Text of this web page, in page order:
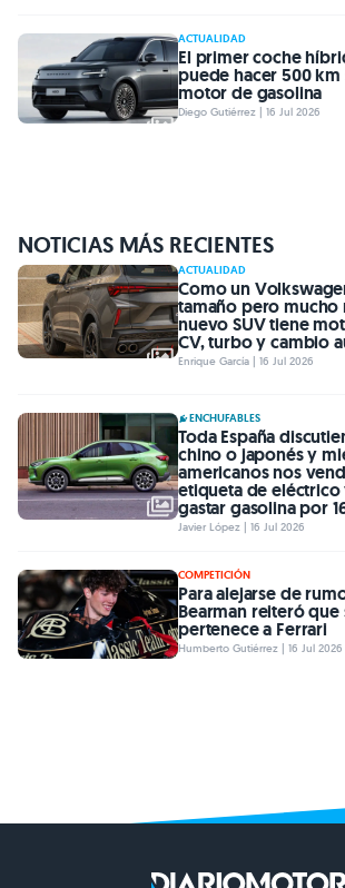
ACTUALIDAD
El primer coche
puede hacer 500
motor de gasolina
Diego Gutiérrez | 16 Jul 2026
NOTICIAS MÁS RECIENTES
ACTUALIDAD
Como un
tamaño pero mucho
nuevo SUV tiene
CV, turbo y cambio
Enrique García | 16 Jul 2026
ENCHUFABLES
Toda España
chino o japonés y
americanos nos
etiqueta de eléctrico
gastar gasolina por
Javier López | 16 Jul 2026
COMPETICIÓN
Para alejarse de
Bearman reiteró
pertenece a Ferrari
Humberto Gutiérrez | 16 Jul 2026